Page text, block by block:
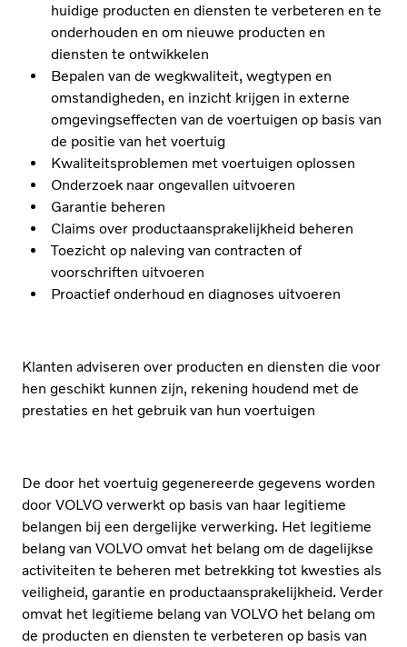
huidige producten en diensten te verbeteren en te
onderhouden en om nieuwe producten en
diensten te ontwikkelen
Bepalen van de wegkwaliteit, wegtypen en
omstandigheden, en inzicht krijgen in externe
omgevingseffecten van de voertuigen op basis van
de positie van het voertuig
Kwaliteitsproblemen met voertuigen oplossen
Onderzoek naar ongevallen uitvoeren
Garantie beheren
Claims over productaansprakelijkheid beheren
Toezicht op naleving van contracten of
voorschriften uitvoeren
Proactief onderhoud en diagnoses uitvoeren
Klanten adviseren over producten en diensten die voor
hen geschikt kunnen zijn, rekening houdend met de
prestaties en het gebruik van hun voertuigen
De door het voertuig gegenereerde gegevens worden
door VOLVO verwerkt op basis van haar legitieme
belangen bij een dergelijke verwerking. Het legitieme
belang van VOLVO omvat het belang om de dagelijkse
activiteiten te beheren met betrekking tot kwesties als
veiligheid, garantie en productaansprakelijkheid. Verder
omvat het legitieme belang van VOLVO het belang om
de producten en diensten te verbeteren op basis van